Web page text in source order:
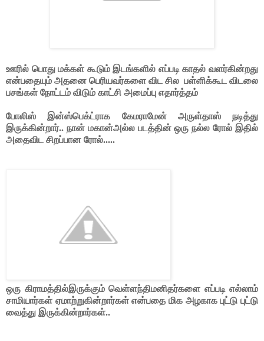
ஊரில் பொது மக்கள் கூடும் இடங்களில் எப்படி காதல் வளர்கின்றது
என்பதையும் அதனை பெரியவர்களை விட சில பள்ளிக்கூட விடலை
பசங்கள் நோட்டம் விடும் காட்சி அமைப்பு எதார்த்தம்
போலிஸ் இன்ஸ்பெக்ட்ராக கேமராமேன் அருள்தாஸ் நடித்து
இருக்கின்றார்.. நான் மகான்அல்ல படத்தின் ஒரு நல்ல ரோல் இதில்
அதைவிட சிறப்பான ரோல்.....
ஒரு கிராமத்தில்இருக்கும் வெள்ளந்திமனிதர்களை எப்படி எல்லாம்
சாமியார்கள் ஏமாற்றுகின்றார்கள் என்பதை மிக அழகாக புட்டு புட்டு
வைத்து இருக்கின்றார்கள்..